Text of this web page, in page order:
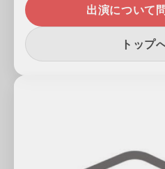
出演について
トップ